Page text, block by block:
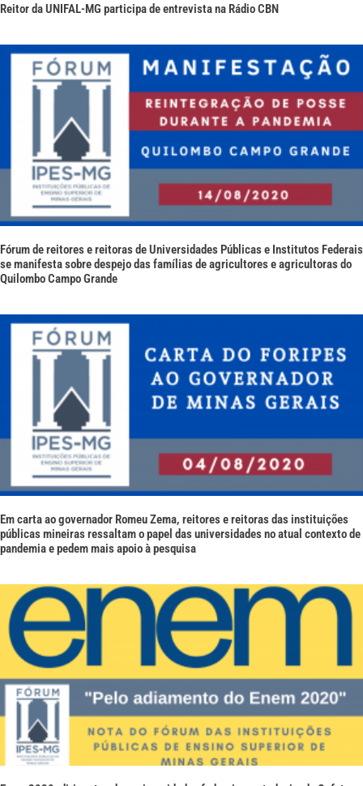
Reitor da UNIFAL-MG participa de entrevista na Rádio CBN
Fórum de reitores e reitoras de Universidades Públicas e Institutos Federais
se manifesta sobre despejo das famílias de agricultores e agricultoras do
Quilombo Campo Grande
Em carta ao governador Romeu Zema, reitores e reitoras das instituições
públicas mineiras ressaltam o papel das universidades no atual contexto de
pandemia e pedem mais apoio à pesquisa